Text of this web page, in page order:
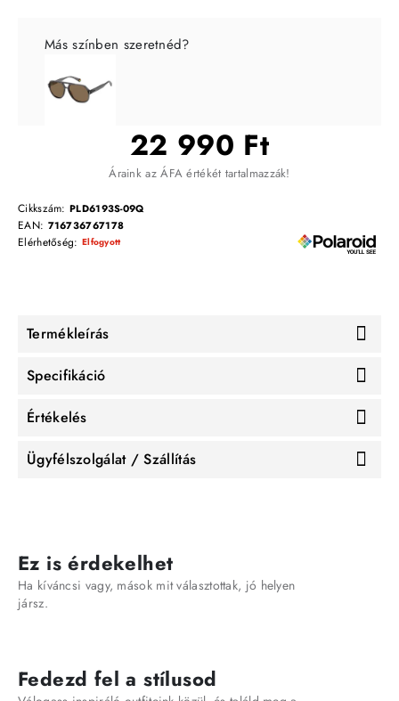
22 990 Ft
Áraink az ÁFA értékét tartalmazzák!
Cikkszám: PLD6193S-09Q
EAN: 716736767178
Elérhetőség: Elfogyott
Más színben szeretnéd?
Termékleírás
Specifikáció
Értékelés
Ügyfélszolgálat / Szállítás
Ez is érdekelhet
Ha kíváncsi vagy, mások mit választottak, jó helyen
jársz.
Fedezd fel a stílusod